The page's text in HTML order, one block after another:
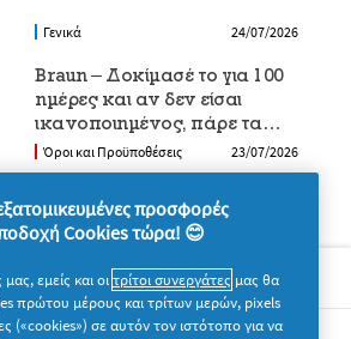
Γενικά 24/07/2026
Braun – Δοκίμασέ το για 100
ημέρες και αν δεν είσαι
ικανοποιημένος, πάρε τα
χρήματά σου πίσω
Όροι και Προϋποθέσεις 23/07/2026
προσφορές
Cookies τώρα! 😊
εμείς και οιτρίτοι συνεργάτες μας θα
πρώτου μέρους και τρίτων μερών, pixels
(«cookies») σε αυτόν τον ιστότοπο για να